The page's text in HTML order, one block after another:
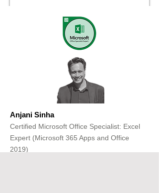
Anjani Sinha
Certified Microsoft Office Specialist: Excel
Expert (Microsoft 365 Apps and Office
2019)